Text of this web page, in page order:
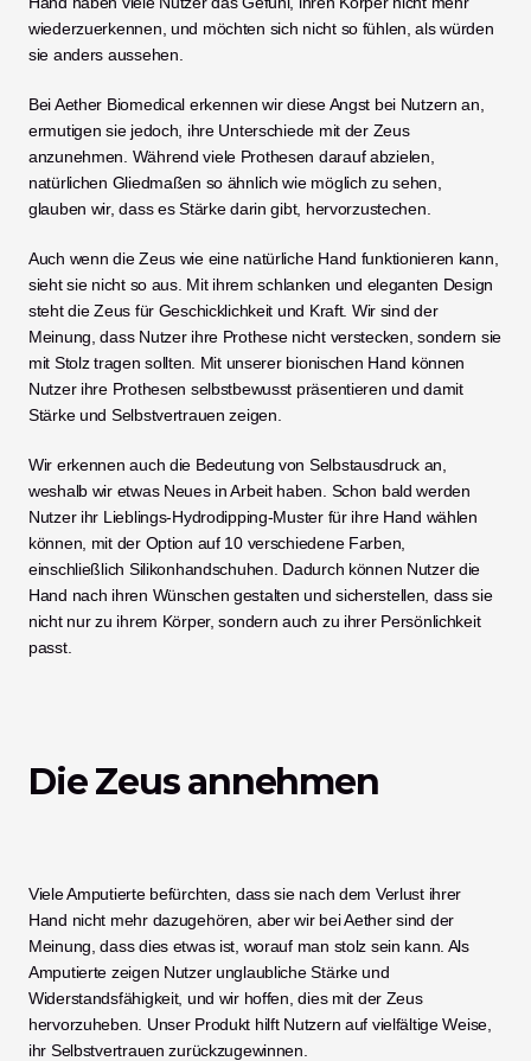
wiederzuerkennen, und möchten sich nicht so fühlen, als würden
sie anders aussehen.
Bei Aether Biomedical erkennen wir diese Angst bei Nutzern an,
ermutigen sie jedoch, ihre Unterschiede mit der Zeus
anzunehmen. Während viele Prothesen darauf abzielen,
natürlichen Gliedmaßen so ähnlich wie möglich zu sehen,
glauben wir, dass es Stärke darin gibt, hervorzustechen.
Auch wenn die Zeus wie eine natürliche Hand funktionieren kann,
sieht sie nicht so aus. Mit ihrem schlanken und eleganten Design
steht die Zeus für Geschicklichkeit und Kraft. Wir sind der
Meinung, dass Nutzer ihre Prothese nicht verstecken, sondern sie
mit Stolz tragen sollten. Mit unserer bionischen Hand können
Nutzer ihre Prothesen selbstbewusst präsentieren und damit
Stärke und Selbstvertrauen zeigen.
Wir erkennen auch die Bedeutung von Selbstausdruck an,
weshalb wir etwas Neues in Arbeit haben. Schon bald werden
Nutzer ihr Lieblings-Hydrodipping-Muster für ihre Hand wählen
können, mit der Option auf 10 verschiedene Farben,
einschließlich Silikonhandschuhen. Dadurch können Nutzer die
Hand nach ihren Wünschen gestalten und sicherstellen, dass sie
nicht nur zu ihrem Körper, sondern auch zu ihrer Persönlichkeit
passt.
Die Zeus annehmen
Viele Amputierte befürchten, dass sie nach dem Verlust ihrer
Hand nicht mehr dazugehören, aber wir bei Aether sind der
Meinung, dass dies etwas ist, worauf man stolz sein kann. Als
Amputierte zeigen Nutzer unglaubliche Stärke und
Widerstandsfähigkeit, und wir hoffen, dies mit der Zeus
hervorzuheben. Unser Produkt hilft Nutzern auf vielfältige Weise,
ihr Selbstvertrauen zurückzugewinnen.